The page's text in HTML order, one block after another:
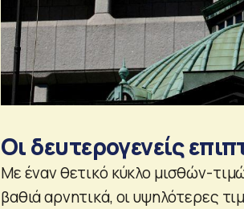
Οι δευτερογενείς
Με έναν θετικό κύκλο μισθών-
βαθιά αρνητικά, οι υψηλότερες